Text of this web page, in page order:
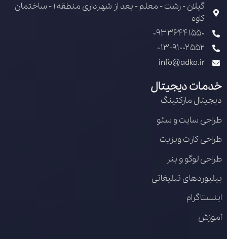
گیلان - رشت - معلم - بعد از شهرداری منطقه 1 - ساختمان
کاوه
09336441550
013-91002552
info@adko.ir
خدمات دیجیتال
دیجیتال مارکتینگ
طراحی سایت و سئو
طراحی کارت ویزیت
طراحی لوگو و بنر
بیلبوردهای تبلیغاتی
اینستاگرام
آموزش